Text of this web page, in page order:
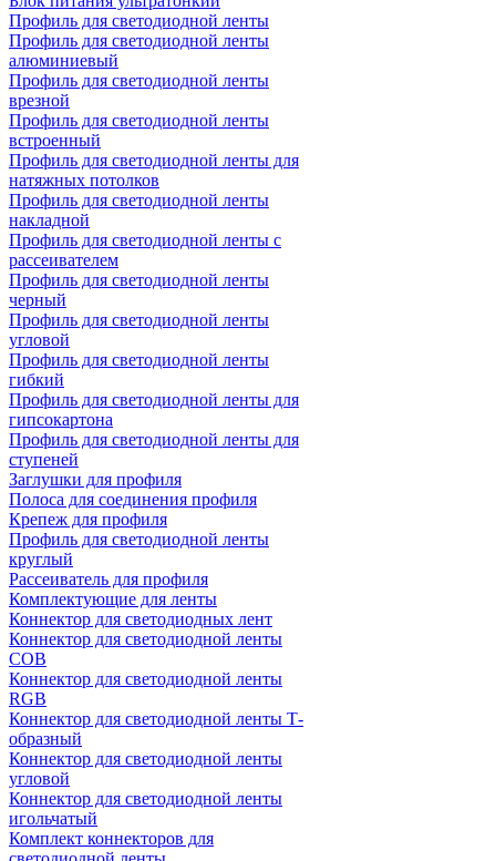
Профиль для светодиодной ленты
Профиль для светодиодной ленты
алюминиевый
Профиль для светодиодной ленты
врезной
Профиль для светодиодной ленты
встроенный
Профиль для светодиодной ленты для
натяжных потолков
Профиль для светодиодной ленты
накладной
Профиль для светодиодной ленты с
рассеивателем
Профиль для светодиодной ленты
черный
Профиль для светодиодной ленты
угловой
Профиль для светодиодной ленты
гибкий
Профиль для светодиодной ленты для
гипсокартона
Профиль для светодиодной ленты для
ступеней
Заглушки для профиля
Полоса для соединения профиля
Крепеж для профиля
Профиль для светодиодной ленты
круглый
Рассеиватель для профиля
Комплектующие для ленты
Коннектор для светодиодных лент
Коннектор для светодиодной ленты
COB
Коннектор для светодиодной ленты
RGB
Коннектор для светодиодной ленты Т-
образный
Коннектор для светодиодной ленты
угловой
Коннектор для светодиодной ленты
игольчатый
Комплект коннекторов для